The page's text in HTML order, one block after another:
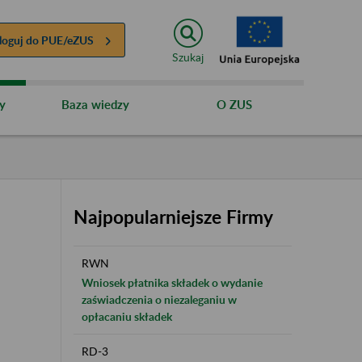
do PUE/eZUS
Szukaj
Baza wiedzy O ZUS
Najpopularniejsze Firmy
RWN
Wniosek płatnika składek o wydanie
zaświadczenia o niezaleganiu w
opłacaniu składek
RD-3